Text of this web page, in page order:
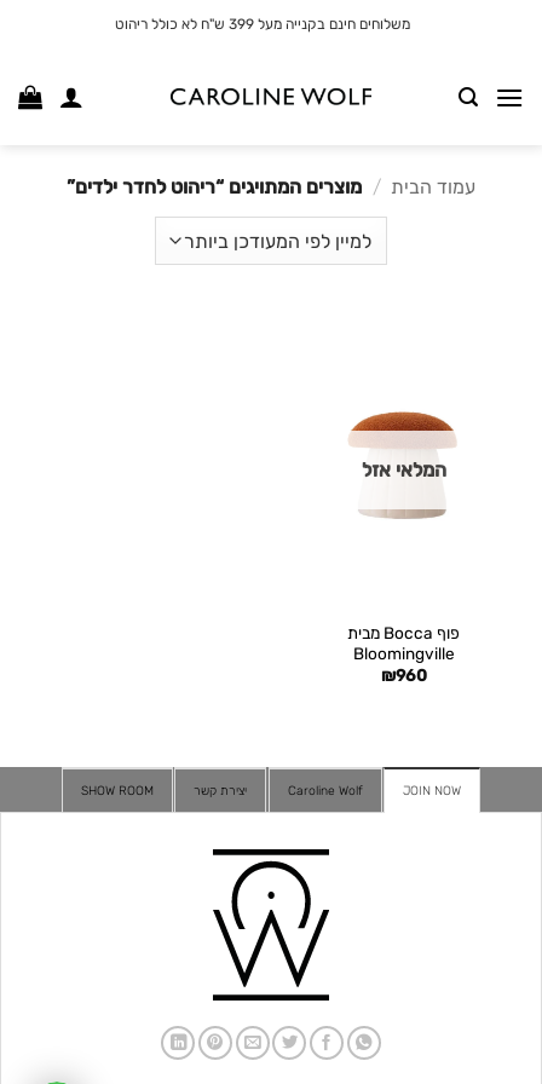
משלוחים חינם בקנייה מעל 399 ש"ח לא כולל ריהוט
עמוד הבית / מוצרים המתויגים “ריהוט לחדר ילדים”
המלאי אזל
פוף Bocca מבית
Bloomingville
₪960
JOIN NOW
Caroline Wolf יצירת קשר SHOW ROOM